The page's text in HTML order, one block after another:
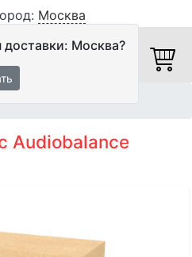
Москва
Москва?
Audiobalance